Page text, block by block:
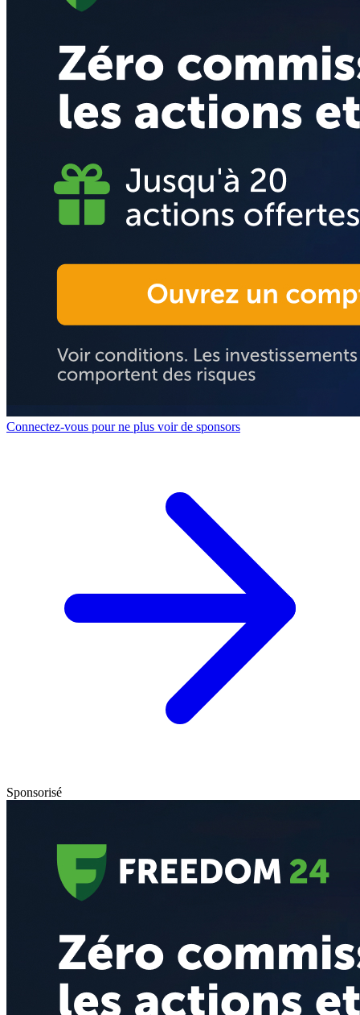
Connectez-vous pour ne plus voir de sponsors
Sponsorisé